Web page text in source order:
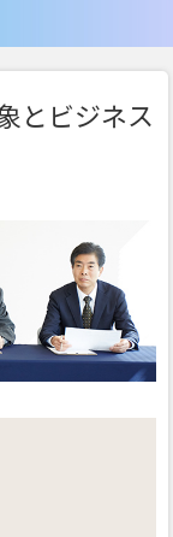
とビジネス